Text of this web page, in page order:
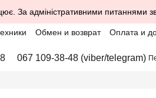
За адміністративними питаннями
Обмен и возврат Оплата и
067 109-38-48 (viber/telegram)